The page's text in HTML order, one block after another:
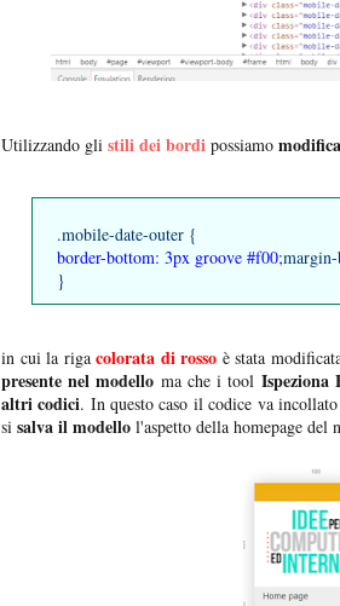
Utilizzando gli stili dei bordi possiamo
.mobile-date-outer {
border-bottom: 3px groove #f00;
}
in cui la rigacolorata di rosso è stata
presente nel modello ma che i tool Ispeziona
altri codici. In questo caso il codice va
si salva il modello l'aspetto della homepage del